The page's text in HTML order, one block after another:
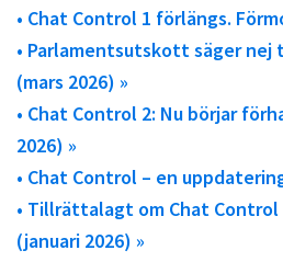
• Chat Control 1 förlängs.
• Parlamentsutskott säger
(mars 2026) »
• Chat Control 2: Nu börjar
2026) »
• Chat Control – en
• Tillrättalagt om Chat Control
(januari 2026) »